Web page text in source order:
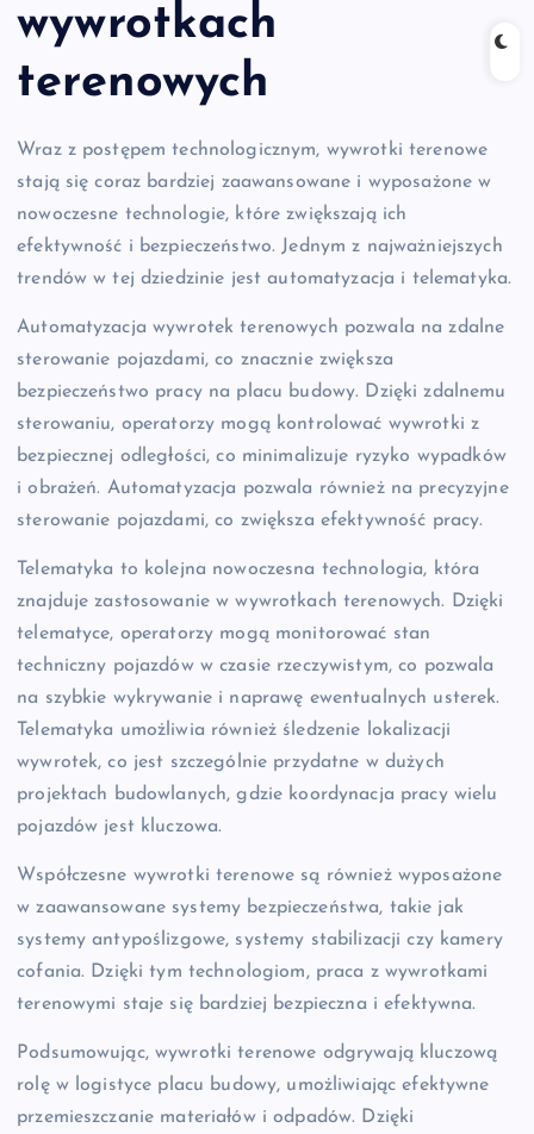
wywrotkach
terenowych
Wraz z postępem technologicznym, wywrotki terenowe
stają się coraz bardziej zaawansowane i wyposażone w
nowoczesne technologie, które zwiększają ich
efektywność i bezpieczeństwo. Jednym z najważniejszych
trendów w tej dziedzinie jest automatyzacja i telematyka.
Automatyzacja wywrotek terenowych pozwala na zdalne
sterowanie pojazdami, co znacznie zwiększa
bezpieczeństwo pracy na placu budowy. Dzięki zdalnemu
sterowaniu, operatorzy mogą kontrolować wywrotki z
bezpiecznej odległości, co minimalizuje ryzyko wypadków
i obrażeń. Automatyzacja pozwala również na precyzyjne
sterowanie pojazdami, co zwiększa efektywność pracy.
Telematyka to kolejna nowoczesna technologia, która
znajduje zastosowanie w wywrotkach terenowych. Dzięki
telematyce, operatorzy mogą monitorować stan
techniczny pojazdów w czasie rzeczywistym, co pozwala
na szybkie wykrywanie i naprawę ewentualnych usterek.
Telematyka umożliwia również śledzenie lokalizacji
wywrotek, co jest szczególnie przydatne w dużych
projektach budowlanych, gdzie koordynacja pracy wielu
pojazdów jest kluczowa.
Współczesne wywrotki terenowe są również wyposażone
w zaawansowane systemy bezpieczeństwa, takie jak
systemy antypoślizgowe, systemy stabilizacji czy kamery
cofania. Dzięki tym technologiom, praca z wywrotkami
terenowymi staje się bardziej bezpieczna i efektywna.
Podsumowując, wywrotki terenowe odgrywają kluczową
rolę w logistyce placu budowy, umożliwiając efektywne
przemieszczanie materiałów i odpadów. Dzięki